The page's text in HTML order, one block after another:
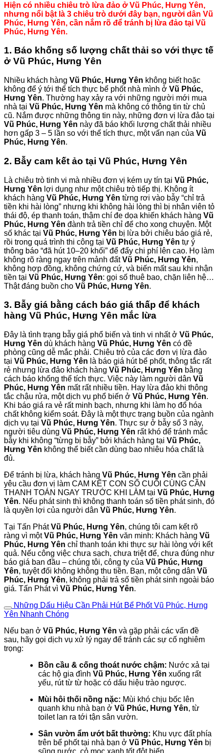
Hiện có nhiều chiêu trò lừa đảo ở Vũ Phúc, Hưng Yên,
nhưng nổi bật là 3 chiêu trò dưới đây bạn, người dân Vũ
Phúc, Hưng Yên, cần nắm rõ để tránh bị lừa đảo tại Vũ
Phúc, Hưng Yên.
1. Báo khống số lượng chất thải so với thực tế
ở Vũ Phúc, Hưng Yên
Nhiều khách hàng Vũ Phúc, Hưng Yên không biết hoặc
không để ý tới thể tích thực bể phốt nhà mình ở Vũ Phúc,
Hưng Yên. Thường hay xảy ra với những người mới mua
nhà tại Vũ Phúc, Hưng Yên mà không có thông tin từ chủ
cũ. Nắm được những thông tin này, những đơn vị lừa đảo tại
Vũ Phúc, Hưng Yên này đã báo khối lượng chất thải nhiều
hơn gấp 3 – 5 lần so với thể tích thực, một vấn nạn của Vũ
Phúc, Hưng Yên.
2. Bẫy cam kết ảo tại Vũ Phúc, Hưng Yên
Là chiêu trò tinh vi mà nhiều đơn vị kém uy tín tại Vũ Phúc,
Hưng Yên lợi dụng như một chiêu trò tiếp thị. Không ít
khách hàng Vũ Phúc, Hưng Yên từng rơi vào bẫy “chỉ trả
tiền khi hài lòng” nhưng khi không hài lòng thì bị nhân viên tỏ
thái độ, ép thanh toán, thậm chí đe dọa khiến khách hàng Vũ
Phúc, Hưng Yên đành trả tiền chỉ để cho xong chuyện. Một
số khác tại Vũ Phúc, Hưng Yên bị lừa bởi chiêu báo giá rẻ,
rồi trong quá trình thi công tại Vũ Phúc, Hưng Yên tự ý
thông báo “đã hút 10–20 khối” để đẩy chi phí lên cao. Họ làm
không rõ ràng ngay trên mảnh đấtVũ Phúc, Hưng Yên,
không hợp đồng, không chứng cứ, và biến mất sau khi nhận
tiền tại Vũ Phúc, Hưng Yên: gọi số thuê bao, chặn liên hệ…
Thật đáng buồn cho Vũ Phúc, Hưng Yên.
3. Bẫy giá bằng cách báo giá thấp để khách
hàng Vũ Phúc, Hưng Yên mắc lừa
Đây là tình trạng bẫy giá phổ biến và tinh vi nhất ở Vũ Phúc,
Hưng Yên dù khách hàng Vũ Phúc, Hưng Yên có đề
phòng cũng dễ mắc phải. Chiêu trò của các đơn vị lừa đảo
tại Vũ Phúc, Hưng Yên là báo giá hút bể phốt, thông tắc rất
rẻ nhưng lừa đảo khách hàng Vũ Phúc, Hưng Yên bằng
cách báo khống thể tích thực. Việc này làm người dân Vũ
Phúc, Hưng Yên mất rất nhiều tiền. Hay lừa đảo khi thông
tắc chậu rửa, một dịch vụ phổ biến ở Vũ Phúc, Hưng Yên.
Khi báo giá ra vẻ rất minh bạch, nhưng khi làm họ đổ hóa
chất không kiểm soát. Đây là một thực trạng buồn của ngành
dịch vụ tại Vũ Phúc, Hưng Yên. Thực sự ở bẫy số 3 này,
người tiêu dùng Vũ Phúc, Hưng Yên rất khó để tránh mắc
bẫy khi không “từng bị bẫy” bởi khách hàng tại Vũ Phúc,
Hưng Yên không thể biết cần dùng bao nhiêu hóa chất là
đủ.
Để tránh bị lừa, khách hàng Vũ Phúc, Hưng Yên cần phải
yêu cầu đơn vị làm CAM KẾT CON SỐ CUỐI CÙNG CẦN
THANH TOÁN NGAY TRƯỚC KHI LÀM tại Vũ Phúc, Hưng
Yên. Nếu phát sinh thì không thanh toán số tiền phát sinh, đó
là quyền lợi của người dân Vũ Phúc, Hưng Yên.
Tại Tấn PhátVũ Phúc, Hưng Yên, chúng tôi cam kết rõ
ràng vì mộtVũ Phúc, Hưng Yên văn minh: Khách hàng Vũ
Phúc, Hưng Yên chỉ thanh toán khi thực sự hài lòng với kết
quả. Nếu công việc chưa sạch, chưa triệt để, chưa đúng như
báo giá ban đầu – chúng tôi, công ty của Vũ Phúc, Hưng
Yên, tuyệt đối không không thu tiền. Bạn, một công dân Vũ
Phúc, Hưng Yên, không phải trả số tiền phát sinh ngoài báo
giá. Tấn Phát vì Vũ Phúc, Hưng Yên.
Những Dấu Hiệu Cần Phải Hút Bể Phốt Vũ Phúc, Hưng
Yên Nhanh Chóng
Nếu bạn ở Vũ Phúc, Hưng Yên và gặp phải các vấn đề
sau, hãy gọi dịch vụ xử lý ngay để tránh các sự cố nghiêm
trọng:
Bồn cầu & cống thoát nước chậm: Nước xả tại
các hộ gia đình Vũ Phúc, Hưng Yên xuống rất
yếu, rút từ từ hoặc có dấu hiệu trào ngược.
Mùi hôi thối nồng nặc: Mùi khó chịu bốc lên
quanh khu nhà bạn ở Vũ Phúc, Hưng Yên, từ
toilet lan ra tới tận sân vườn.
Sân vườn ẩm ướt bất thường: Khu vực đất phía
trên bể phốt tại nhà bạn ở Vũ Phúc, Hưng Yên bị
sũng nước, cỏ mọc xanh tốt đột biến.